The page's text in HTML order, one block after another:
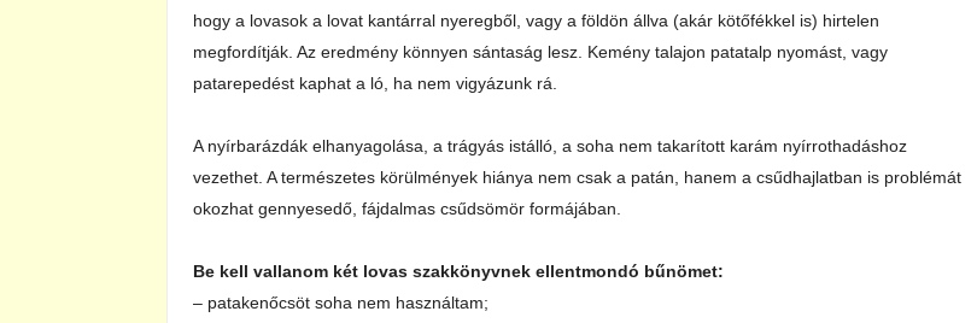
hogy a lovasok a lovat kantárral nyeregből, vagy a földön állva (akár kötőfékkel is) hirtelen
megfordítják. Az eredmény könnyen sántaság lesz. Kemény talajon patatalp nyomást, vagy
patarepedést kaphat a ló, ha nem vigyázunk rá.
A nyírbarázdák elhanyagolása, a trágyás istálló, a soha nem takarított karám nyírrothadáshoz
vezethet. A természetes körülmények hiánya nem csak a patán, hanem a csűdhajlatban is problémát
okozhat gennyesedő, fájdalmas csűdsömör formájában.
Be kell vallanom két lovas szakkönyvnek ellentmondó bűnömet:
– patakenőcsöt soha nem használtam;